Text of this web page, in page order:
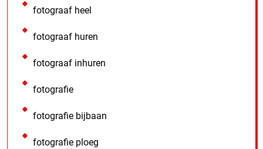
fotograaf heel
fotograaf huren
fotograaf inhuren
fotografie
fotografie bijbaan
fotografie ploeg